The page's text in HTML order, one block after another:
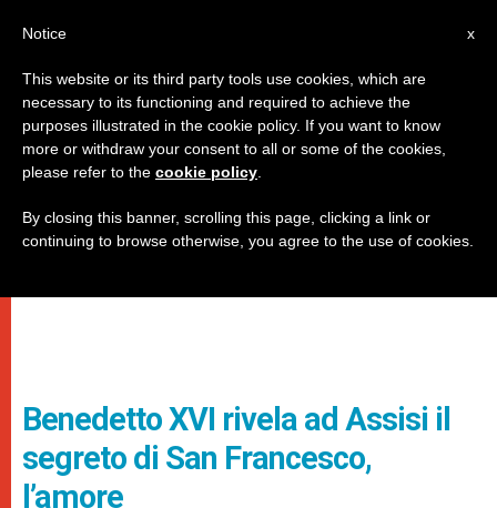
Benedetto XVI rivela ad Assisi il
segreto di San Francesco,
l’amore
x
Notice
This website or its third party tools use cookies, which are
necessary to its functioning and required to achieve the
purposes illustrated in the cookie policy. If you want to know
more or withdraw your consent to all or some of the cookies,
please refer to the cookie policy
By closing this banner, scrolling this page, clicking a link or
continuing to browse otherwise, you agree to the use of cookies.